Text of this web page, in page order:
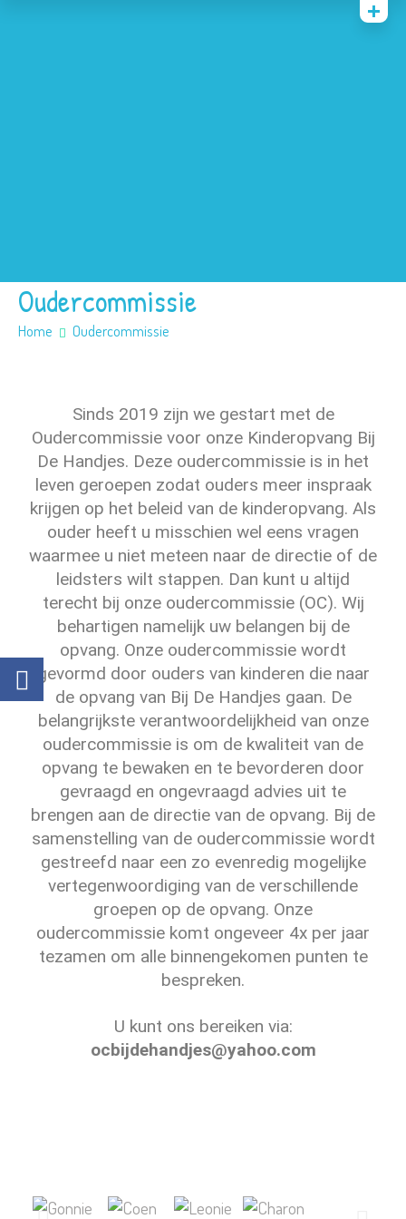
Oudercommissie
Home Oudercommissie
Sinds 2019 zijn we gestart met de
Oudercommissie voor onze Kinderopvang Bij
De Handjes. Deze oudercommissie is in het
leven geroepen zodat ouders meer inspraak
krijgen op het beleid van de kinderopvang. Als
ouder heeft u misschien wel eens vragen
waarmee u niet meteen naar de directie of de
leidsters wilt stappen. Dan kunt u altijd
terecht bij onze oudercommissie (OC). Wij
behartigen namelijk uw belangen bij de
opvang. Onze oudercommissie wordt
gevormd door ouders van kinderen die naar
de opvang van Bij De Handjes gaan. De
belangrijkste verantwoordelijkheid van onze
oudercommissie is om de kwaliteit van de
opvang te bewaken en te bevorderen door
gevraagd en ongevraagd advies uit te
brengen aan de directie van de opvang. Bij de
samenstelling van de oudercommissie wordt
gestreefd naar een zo evenredig mogelijke
vertegenwoordiging van de verschillende
groepen op de opvang. Onze
oudercommissie komt ongeveer 4x per jaar
tezamen om alle binnengekomen punten te
bespreken.
U kunt ons bereiken via:
ocbijdehandjes@yahoo.com